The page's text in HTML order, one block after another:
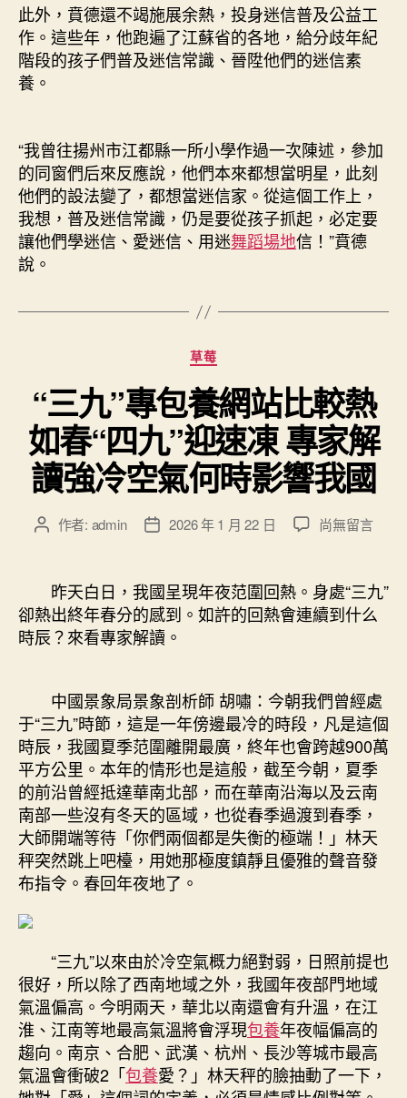
此外，賁德還不竭施展余熱，投身迷信普及公益工
作。這些年，他跑遍了江蘇省的各地，給分歧年紀
階段的孩子們普及迷信常識、晉陞他們的迷信素
養。
“我曾往揚州市江都縣一所小學作過一次陳述，參加
的同窗們后來反應說，他們本來都想當明星，此刻
他們的設法變了，都想當迷信家。從這個工作上，
我想，普及迷信常識，仍是要從孩子抓起，必定要
讓他們學迷信、愛迷信、用迷舞蹈場地信！”賁德
說。
分
類
草莓
“三九”專包養網站比較熱
如春“四九”迎速凍 專家解
讀強冷空氣何時影響我國
文
者
作者: admin
文
佈
日
期
2026 年 1 月 22 日
在
專
包
養
較
熱
如
春
“四
九”
迎
速
凍
強
冷
空
氣
何
時
影
尚無留言
昨天白日，我國呈現年夜范圍回熱。身處“三九”
卻熱出終年春分的感到。如許的回熱會連續到什么
時辰？來看專家解讀。
中國景象局景象剖析師 胡嘯：今朝我們曾經處
于“三九”時節，這是一年傍邊最冷的時段，凡是這個
時辰，我國夏季范圍離開最廣，終年也會跨越900萬
平方公里。本年的情形也是這般，截至今朝，夏季
的前沿曾經抵達華南北部，而在華南沿海以及云南
南部一些沒有冬天的區域，也從春季過渡到春季，
大師開端等待「你們兩個都是失衡的極端！」林天
秤突然跳上吧檯，用她那極度鎮靜且優雅的聲音發
布指令。春回年夜地了。
“三九”以來由於冷空氣概力絕對弱，日照前提也
很好，所以除了西南地域之外，我國年夜部門地域
氣溫偏高。今明兩天，華北以南還會有升溫，在江
淮、江南等地最高氣溫將會浮現包養年夜幅偏高的
趨向。南京、合肥、武漢、杭州、長沙等城市最高
氣溫會衝破2「包養愛？」林天秤的臉抽動了一下，